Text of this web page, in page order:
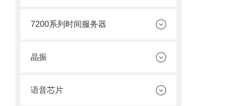
7200系列时间服务器
晶振
语音芯片